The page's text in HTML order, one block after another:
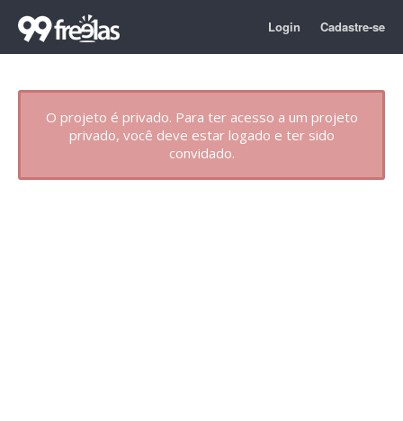
Login Cadastre-se
O projeto é privado. Para ter acesso a um projeto
privado, você deve estar logado e ter sido
convidado.